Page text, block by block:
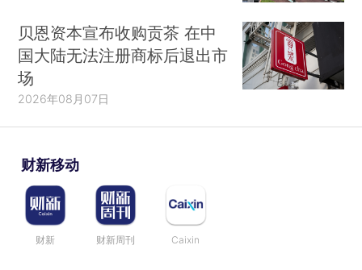
贝恩资本宣布收购贡茶 在中
国大陆无法注册商标后退出市
场
2026年08月07日
财新移动
财新 财新周刊 Caixin